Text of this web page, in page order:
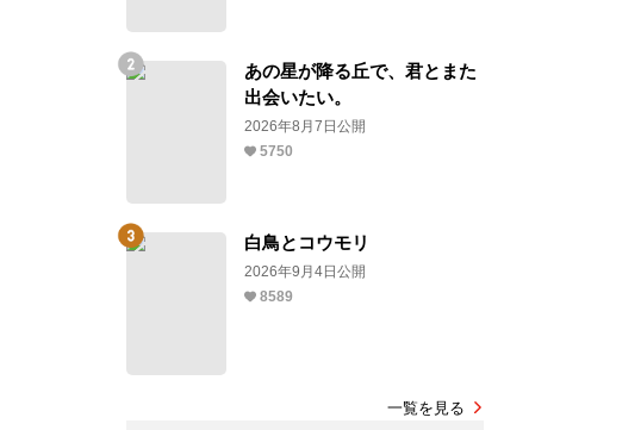
あの星が降る丘で、君とまた
出会いたい。
2026年8月7日公開
5750
白鳥とコウモリ
2026年9月4日公開
8589
一覧を見る